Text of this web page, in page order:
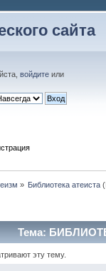
сайта
войдите или
» Библиотека атеиста
Тема:
эту тему.